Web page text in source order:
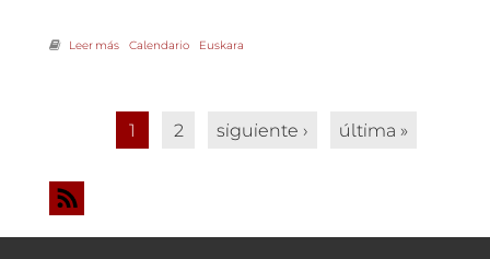
Leer mássobre ¿Un dragado en el estuario del Bidasoa contrario a los
Calendario Euskara
Páginas
1 2 siguiente › última »